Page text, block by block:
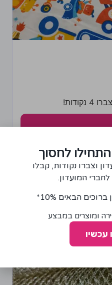
לחסוך
וצברו נקודות, קבלו
המועדון.
הבאים 10%*
ומוצרים במבצע
עכשיו